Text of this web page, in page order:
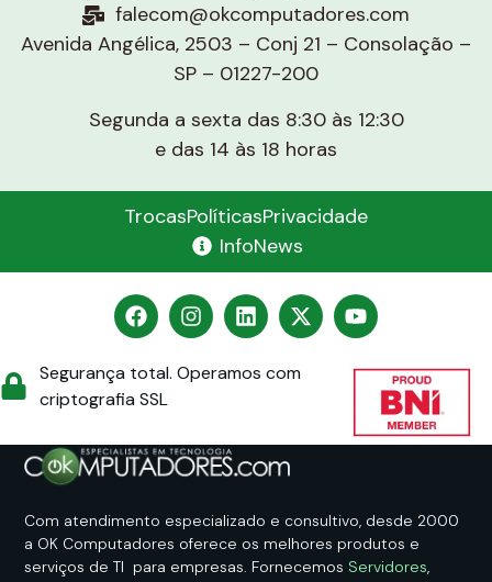
falecom@okcomputadores.com
Avenida Angélica, 2503 – Conj 21 – Consolação –
SP – 01227-200
Segunda a sexta das 8:30 às 12:30
e das 14 às 18 horas
TrocasPolíticasPrivacidade
InfoNews
Segurança total. Operamos com
criptografia SSL
Com atendimento especializado e consultivo, desde 2000
a OK Computadores oferece os melhores produtos e
serviços de TI para empresas. Fornecemos Servidores,